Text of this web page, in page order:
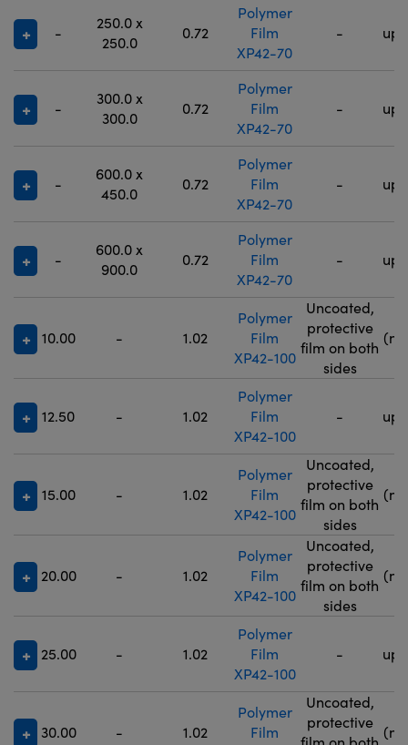
-
250.0 x
250.0
0.72
Polymer
Film
XP42-70
- up
-
300.0 x
300.0
0.72
Polymer
Film
XP42-70
- up
-
600.0 x
450.0
0.72
Polymer
Film
XP42-70
- up
-
600.0 x
900.0
0.72
Polymer
Film
XP42-70
- up
10.00 - 1.02
Polymer
Film
XP42-100
Uncoated,
protective
film on both
sides
12.50 - 1.02
Polymer
Film
XP42-100
- up
15.00 - 1.02
Polymer
Film
XP42-100
Uncoated,
protective
film on both
sides
20.00 - 1.02
Polymer
Film
XP42-100
Uncoated,
protective
film on both
sides
25.00 - 1.02
Polymer
Film
XP42-100
- up
30.00 - 1.02
Polymer
Film
Uncoated,
protective